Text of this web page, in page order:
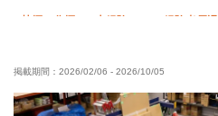
禁煙・分煙 未経験OK 経験者優遇
土日休み 夏季休暇 年末年始休暇
転勤なし
掲載期間： 2026/02/06 - 2026/10/05